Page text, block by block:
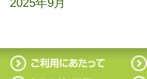
2025年9月